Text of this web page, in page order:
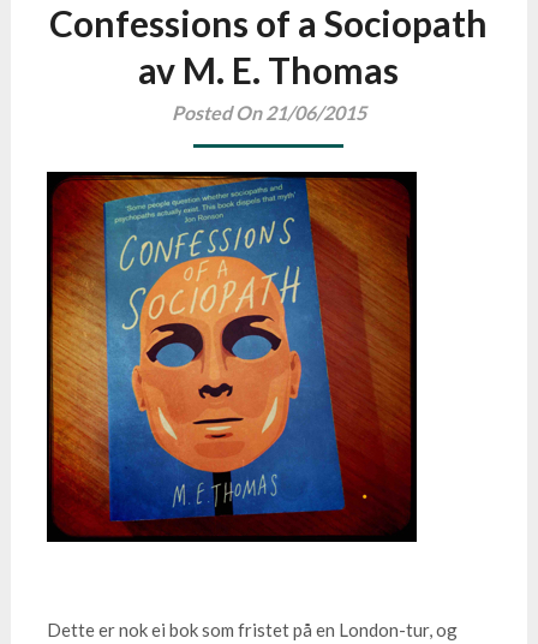
Confessions of a Sociopath
av M. E. Thomas
Posted On 21/06/2015
Dette er nok ei bok som fristet på en London-tur, og